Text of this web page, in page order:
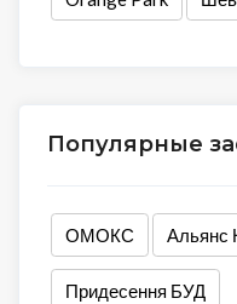
Популярные
ОМОКС Альянс
Придесення БУД